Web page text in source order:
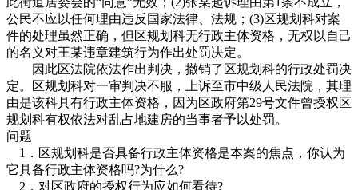
公民不应以任何理由违反国家法律、法规；(3)区规划科对案
件的处理虽然正确，但区规划科无行政主体资格，无权以自己
的名义对王某违章建筑行为作出处罚决定。
因此区法院依法作出判决，撤销了区规划科的行政处罚决
定。区规划科对一审判决不服，上诉至市中级人民法院，其理
由是该科具有行政主体资格，因为区政府第29号文件曾授权区
规划科有权依法对乱占地建房的当事者予以处罚。
问题
1．区规划科是否具备行政主体资格是本案的焦点，你认为
它具备行政主体资格吗?为什么?
2．对区政府的授权行为应如何看待?